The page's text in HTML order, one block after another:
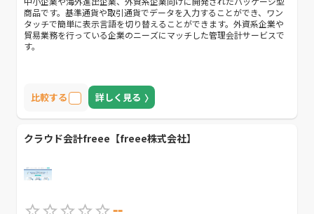
商品です。基準通貨や取引通貨でデータを入力することができ、ワン
タッチで簡単に表示言語を切り替えることができます。外資系企業や
貿易業務を行っている企業のニーズにマッチした管理会計サービスで
す。
比較する 詳しく見る
クラウド会計freee【freee株式会社】
--